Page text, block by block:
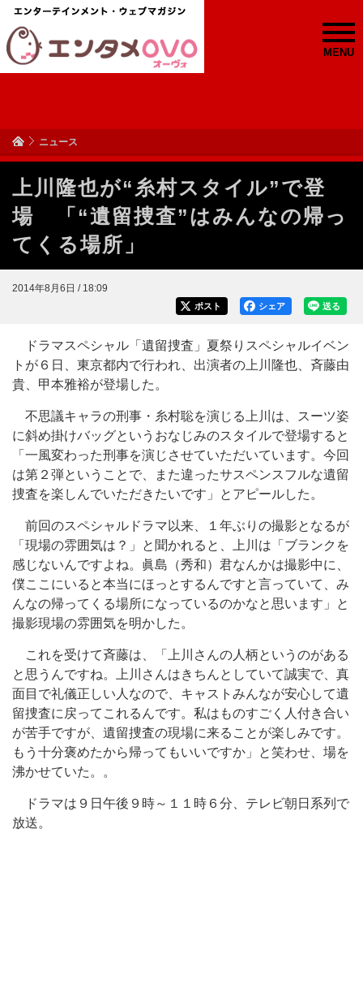
MENU
ニュース
上川隆也が“糸村スタイル”で登
場 「“遺留捜査”はみんなの帰っ
てくる場所」
2014年8月6日 / 18:09
送る
シェア
ポスト
ドラマスペシャル「遺留捜査」夏祭りスペシャルイベン
トが６日、東京都内で行われ、出演者の上川隆也、斉藤由
貴、甲本雅裕が登場した。
不思議キャラの刑事・糸村聡を演じる上川は、スーツ姿
に斜め掛けバッグというおなじみのスタイルで登場すると
「一風変わった刑事を演じさせていただいています。今回
は第２弾ということで、また違ったサスペンスフルな遺留
捜査を楽しんでいただきたいです」とアピールした。
前回のスペシャルドラマ以来、１年ぶりの撮影となるが
「現場の雰囲気は？」と聞かれると、上川は「ブランクを
感じないんですよね。眞島（秀和）君なんかは撮影中に、
僕ここにいると本当にほっとするんですと言っていて、み
んなの帰ってくる場所になっているのかなと思います」と
撮影現場の雰囲気を明かした。
これを受けて斉藤は、「上川さんの人柄というのがある
と思うんですね。上川さんはきちんとしていて誠実で、真
面目で礼儀正しい人なので、キャストみんなが安心して遺
留捜査に戻ってこれるんです。私はものすごく人付き合い
が苦手ですが、遺留捜査の現場に来ることが楽しみです。
もう十分褒めたから帰ってもいいですか」と笑わせ、場を
沸かせていた。。
ドラマは９日午後９時～１１時６分、テレビ朝日系列で
放送。